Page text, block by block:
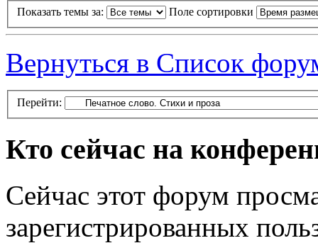
Показать темы за: Поле сортировки
Вернуться в Список
Перейти:
Кто сейчас на
Сейчас этот форум
зарегистрированных